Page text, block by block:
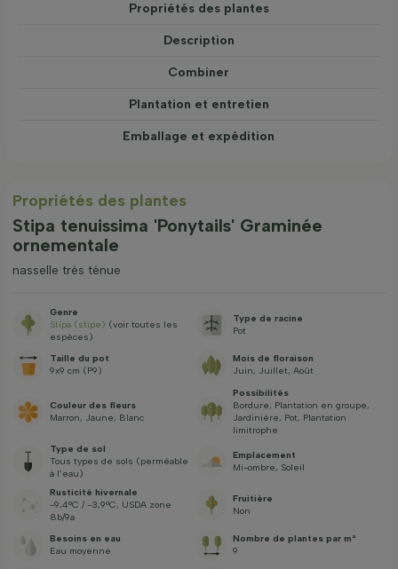
Propriétés des plantes
Description
Combiner
Plantation et entretien
Emballage et expédition
Propriétés des plantes
Stipa tenuissima 'Ponytails' Graminée
ornementale
nasselle très ténue
Genre
Stipa (stipe) (voir toutes les
espèces)
Type de racine
Pot
Taille du pot
9x9 cm (P9)
Mois de floraison
Juin, Juillet, Août
Couleur des fleurs
Marron, Jaune, Blanc
Possibilités
Bordure, Plantation en groupe,
Jardinière, Pot, Plantation
limitrophe
Type de sol
Tous types de sols (perméable
à l’eau)
Emplacement
Mi-ombre, Soleil
Rusticité hivernale
-9,4°C / -3,9°C, USDA zone
8b/9a
Fruitière
Non
Besoins en eau
Eau moyenne
Nombre de plantes par m²
9